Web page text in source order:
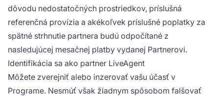
dôvodu nedostatočných prostriedkov, príslušná
referenčná provízia a akékoľvek príslušné poplatky za
spätné strhnutie partnera budú odpočítané z
nasledujúcej mesačnej platby vydanej Partnerovi.
Identifikácia sa ako partner LiveAgent
Môžete zverejniť alebo inzerovať vašu účasť v
Programe. Nesmúť však žiadnym spôsobom falšovať